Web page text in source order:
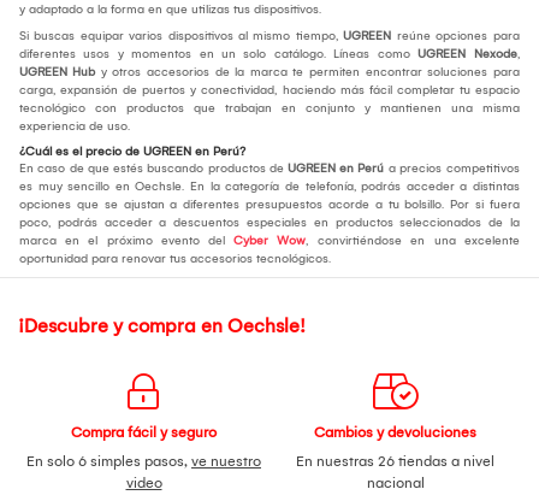
y adaptado a la forma en que utilizas tus dispositivos.
Si buscas equipar varios dispositivos al mismo tiempo, UGREEN reúne opciones para
diferentes usos y momentos en un solo catálogo. Líneas como UGREEN Nexode,
UGREEN Huby otros accesorios de la marca te permiten encontrar soluciones para
carga, expansión de puertos y conectividad, haciendo más fácil completar tu espacio
tecnológico con productos que trabajan en conjunto y mantienen una misma
experiencia de uso.
¿Cuál es el precio de UGREEN en Perú?
En caso de que estés buscando productos de UGREEN en Perú a precios competitivos
es muy sencillo en Oechsle. En la categoría de telefonía, podrás acceder a distintas
opciones que se ajustan a diferentes presupuestos acorde a tu bolsillo. Por si fuera
poco, podrás acceder a descuentos especiales en productos seleccionados de la
marca en el próximo evento del Cyber Wow, convirtiéndose en una excelente
oportunidad para renovar tus accesorios tecnológicos.
¡Descubre y compra en Oechsle!
Compra fácil y seguro
En solo 6 simples pasos, ve nuestro
video
Cambios y devoluciones
En nuestras 26 tiendas a nivel
nacional